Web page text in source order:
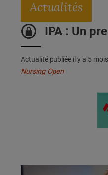
Actualités
IPA : Un
Actualité publiée il y a 5
Nursing Open